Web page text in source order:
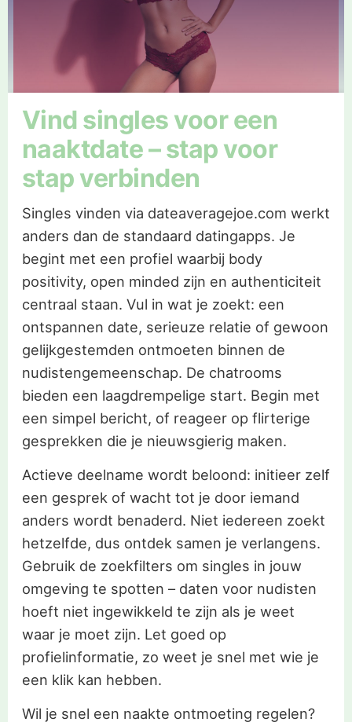
Vind singles voor een
naaktdate – stap voor
stap verbinden
Singles vinden via dateaveragejoe.com werkt
anders dan de standaard datingapps. Je
begint met een profiel waarbij body
positivity, open minded zijn en authenticiteit
centraal staan. Vul in wat je zoekt: een
ontspannen date, serieuze relatie of gewoon
gelijkgestemden ontmoeten binnen de
nudistengemeenschap. De chatrooms
bieden een laagdrempelige start. Begin met
een simpel bericht, of reageer op flirterige
gesprekken die je nieuwsgierig maken.
Actieve deelname wordt beloond: initieer zelf
een gesprek of wacht tot je door iemand
anders wordt benaderd. Niet iedereen zoekt
hetzelfde, dus ontdek samen je verlangens.
Gebruik de zoekfilters om singles in jouw
omgeving te spotten – daten voor nudisten
hoeft niet ingewikkeld te zijn als je weet
waar je moet zijn. Let goed op
profielinformatie, zo weet je snel met wie je
een klik kan hebben.
Wil je snel een naakte ontmoeting regelen?